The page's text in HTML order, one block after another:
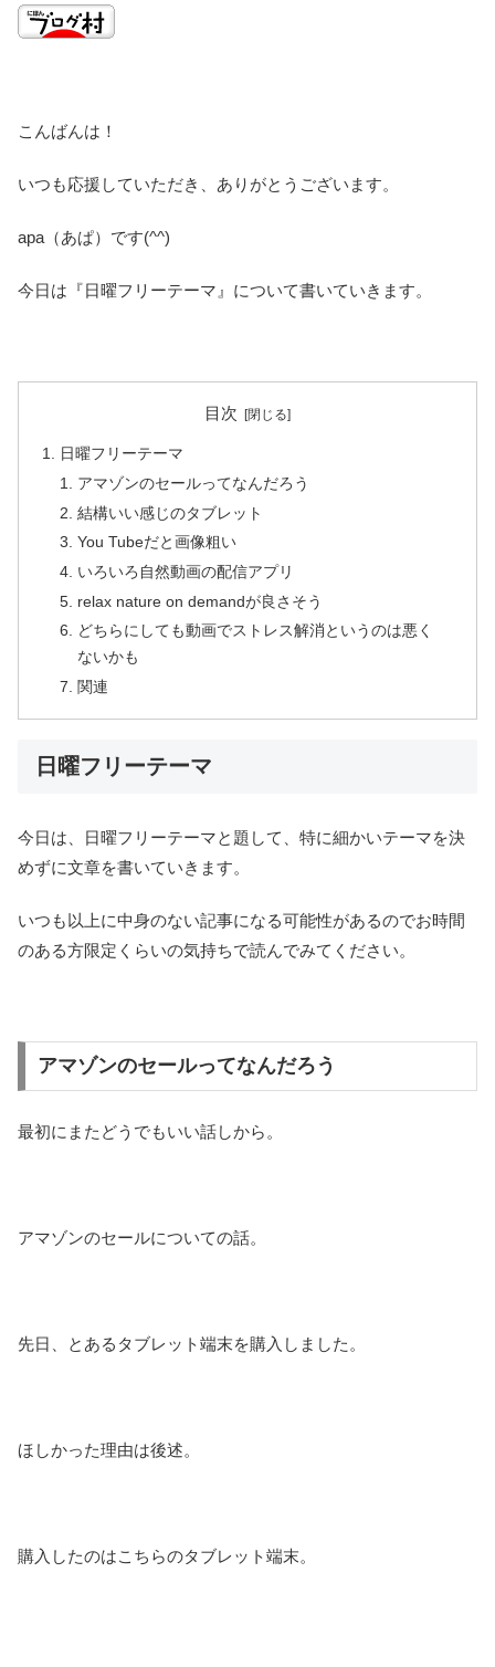
こんばんは！
いつも応援していただき、ありがとうございます。
apa（あぱ）です(^^)
今日は『日曜フリーテーマ』について書いていきます。
目次
日曜フリーテーマ
アマゾンのセールってなんだろう
結構いい感じのタブレット
You Tubeだと画像粗い
いろいろ自然動画の配信アプリ
relax nature on demandが良さそう
どちらにしても動画でストレス解消というのは悪く
ないかも
関連
日曜フリーテーマ
今日は、日曜フリーテーマと題して、特に細かいテーマを決
めずに文章を書いていきます。
いつも以上に中身のない記事になる可能性があるのでお時間
のある方限定くらいの気持ちで読んでみてください。
アマゾンのセールってなんだろう
最初にまたどうでもいい話しから。
アマゾンのセールについての話。
先日、とあるタブレット端末を購入しました。
ほしかった理由は後述。
購入したのはこちらのタブレット端末。